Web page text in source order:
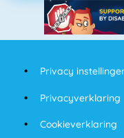
Privacy
Privacyverklaring
Cookieverklaring